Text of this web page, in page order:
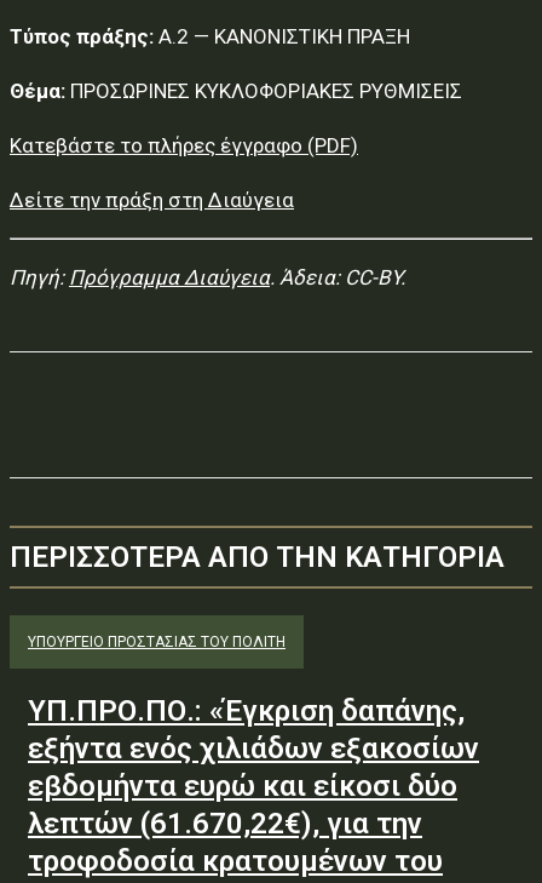
Τύπος πράξης: Α.2 — ΚΑΝΟΝΙΣΤΙΚΗ ΠΡΑΞΗ
Θέμα: ΠΡΟΣΩΡΙΝΕΣ ΚΥΚΛΟΦΟΡΙΑΚΕΣ ΡΥΘΜΙΣΕΙΣ
Κατεβάστε το πλήρες έγγραφο (PDF)
Δείτε την πράξη στη Διαύγεια
Πηγή: Πρόγραμμα Διαύγεια. Άδεια: CC-BY.
ΠΕΡΙΣΣΟΤΕΡΑ ΑΠΟ ΤΗΝ ΚΑΤΗΓΟΡΙΑ
ΥΠΟΥΡΓΕΊΟ ΠΡΟΣΤΑΣΊΑΣ ΤΟΥ ΠΟΛΊΤΗ
ΥΠ.ΠΡΟ.ΠΟ.: «Έγκριση δαπάνης,
εξήντα ενός χιλιάδων εξακοσίων
εβδομήντα ευρώ και είκοσι δύο
λεπτών (61.670,22€), για την
τροφοδοσία κρατουμένων του